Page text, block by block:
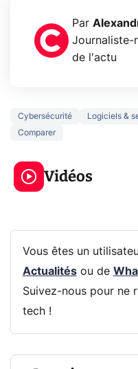
Par
Journaliste-
de l'actu
Cybersécurité Logiciels &
Comparer
Vidéos
5 générations
jeux dans la
prochaine
Vous êtes un
Actualitésou de
Suivez-nous pour ne
tech !